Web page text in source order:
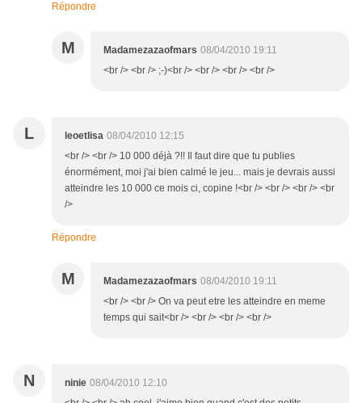
Répondre
M Madamezazaofmars 08/04/2010 19:11
<br /> <br /> ;-)<br /> <br /> <br /> <br />
L leoetlisa 08/04/2010 12:15
<br /> <br /> 10 000 déjà ?!! Il faut dire que tu publies
énormément, moi j'ai bien calmé le jeu... mais je devrais aussi
atteindre les 10 000 ce mois ci, copine !<br /> <br /> <br /> <br
/>
Répondre
M Madamezazaofmars 08/04/2010 19:11
<br /> <br /> On va peut etre les atteindre en meme
temps qui sait<br /> <br /> <br /> <br />
N ninie 08/04/2010 12:10